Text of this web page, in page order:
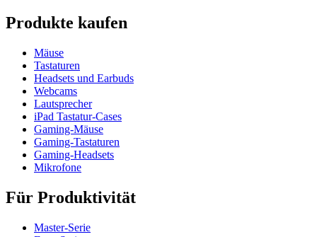
Produkte kaufen
Mäuse
Tastaturen
Headsets und Earbuds
Webcams
Lautsprecher
iPad Tastatur-Cases
Gaming-Mäuse
Gaming-Tastaturen
Gaming-Headsets
Mikrofone
Für Produktivität
Master-Serie